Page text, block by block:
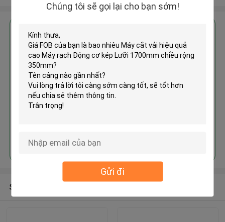
Chúng tôi sẽ gọi lại cho bạn sớm!
Gửi đi
Máy cắt vải hiệu quả cao Máy
rạch Động cơ kép Lưỡi 1700mm
chiều rộng 350mm
Sản phẩm khuyến cáo